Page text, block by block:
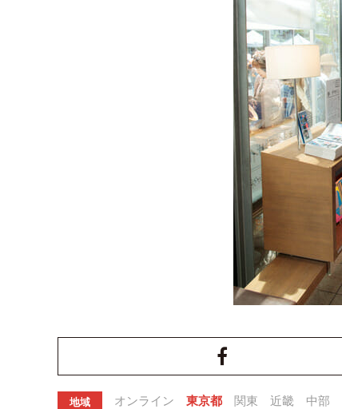
地域 オンライン 東京都 関東 近畿 中部